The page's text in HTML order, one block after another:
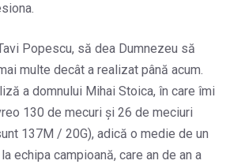
Popescu, să dea Dumnezeu să
multe decât a realizat până acum.
a domnului Mihai Stoica, în care îmi
130 de mecuri și 26 de meciuri
137M / 20G), adică o medie de un
echipa campioană, care an de an a